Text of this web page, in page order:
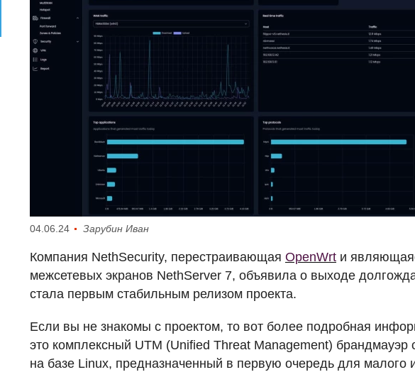
04.06.24 Зарубин Иван
Компания NethSecurity, перестраивающая OpenWrt и
межсетевых экранов NethServer 7, объявила о выходе
стала первым стабильным релизом проекта.
Если вы не знакомы с проектом, то вот более подробная
это комплексный UTM (Unified Threat Management)
на базе Linux, предназначенный в первую очередь для малого